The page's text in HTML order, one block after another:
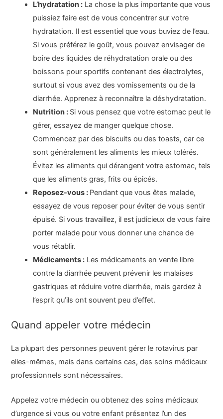
L’hydratation : La chose la plus importante que vous
puissiez faire est de vous concentrer sur votre
hydratation. Il est essentiel que vous buviez de l’eau.
Si vous préférez le goût, vous pouvez envisager de
boire des liquides de réhydratation orale ou des
boissons pour sportifs contenant des électrolytes,
surtout si vous avez des vomissements ou de la
diarrhée. Apprenez à reconnaître la déshydratation.
Nutrition : Si vous pensez que votre estomac peut le
gérer, essayez de manger quelque chose.
Commencez par des biscuits ou des toasts, car ce
sont généralement les aliments les mieux tolérés.
Évitez les aliments qui dérangent votre estomac, tels
que les aliments gras, frits ou épicés.
Reposez-vous : Pendant que vous êtes malade,
essayez de vous reposer pour éviter de vous sentir
épuisé. Si vous travaillez, il est judicieux de vous faire
porter malade pour vous donner une chance de
vous rétablir.
Médicaments : Les médicaments en vente libre
contre la diarrhée peuvent prévenir les malaises
gastriques et réduire votre diarrhée, mais gardez à
l’esprit qu’ils ont souvent peu d’effet.
Quand appeler votre médecin
La plupart des personnes peuvent gérer le rotavirus par
elles-mêmes, mais dans certains cas, des soins médicaux
professionnels sont nécessaires.
Appelez votre médecin ou obtenez des soins médicaux
d’urgence si vous ou votre enfant présentez l’un des